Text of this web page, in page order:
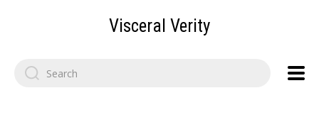
Visceral Verity
Search
for: